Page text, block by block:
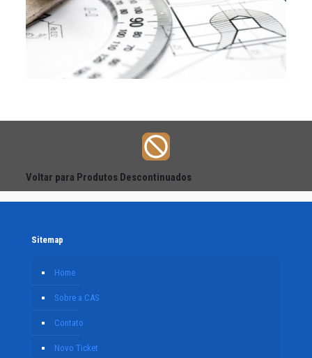
Voltar para Produtos Descontinuados
Sitemap
Home
Sobre a CAS
Contato
Novo Ticket